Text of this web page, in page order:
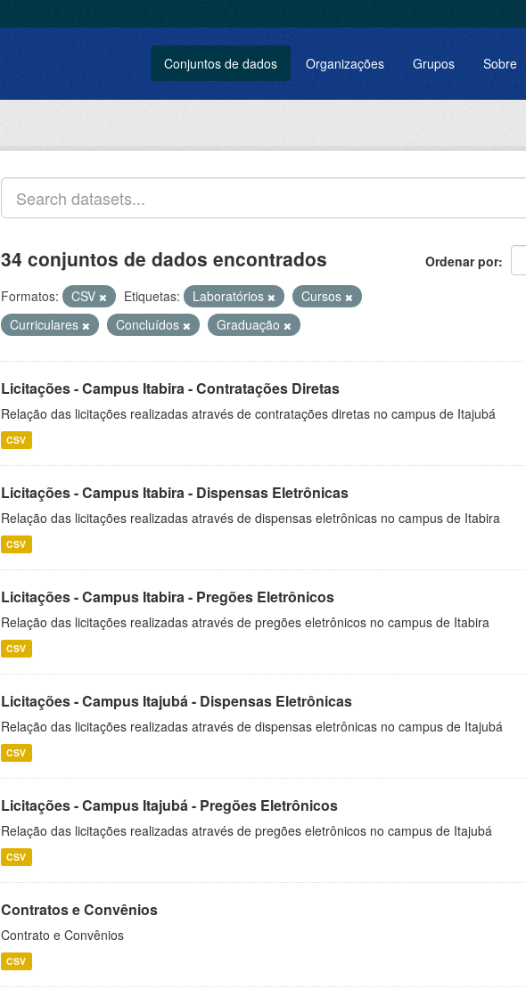
Conjuntos de dados Organizações Grupos Sobre
Ordenar por
34 conjuntos de dados encontrados
Formatos: CSV Etiquetas: Laboratórios
Cursos
Curriculares
Concluídos Graduação
Licitações - Campus Itabira - Contratações Diretas
Relação das licitações realizadas através de contratações diretas no campus de Itajubá
CSV
Licitações - Campus Itabira - Dispensas Eletrônicas
Relação das licitações realizadas através de dispensas eletrônicas no campus de Itabira
CSV
Licitações - Campus Itabira - Pregões Eletrônicos
Relação das licitações realizadas através de pregões eletrônicos no campus de Itabira
CSV
Licitações - Campus Itajubá - Dispensas Eletrônicas
Relação das licitações realizadas através de dispensas eletrônicas no campus de Itajubá
CSV
Licitações - Campus Itajubá - Pregões Eletrônicos
Relação das licitações realizadas através de pregões eletrônicos no campus de Itajubá
CSV
Contratos e Convênios
Contrato e Convênios
CSV